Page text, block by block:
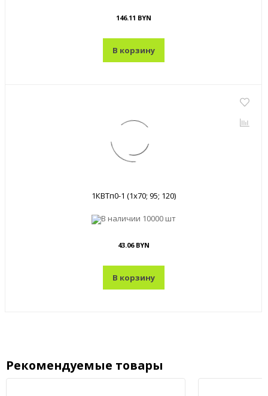
146.11 BYN
В корзину
1КВТп0-1 (1x70; 95; 120)
В наличии 10000 шт
43.06 BYN
В корзину
Рекомендуемые товары